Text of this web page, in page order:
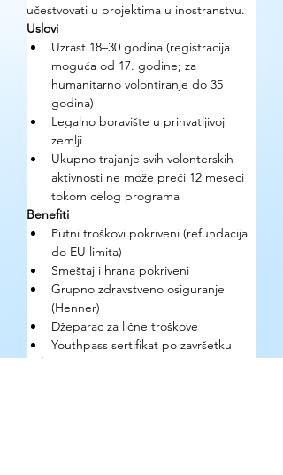
učestvovati u projektima u inostranstvu.
Uslovi
Uzrast 18–30 godina (registracija
moguća od 17. godine; za
humanitarno volontiranje do 35
godina)
Legalno boravište u prihvatljivoj
zemlji
Ukupno trajanje svih volonterskih
aktivnosti ne može preći 12 meseci
tokom celog programa
Benefiti
Putni troškovi pokriveni (refundacija
do EU limita)
Smeštaj i hrana pokriveni
Grupno zdravstveno osiguranje
(Henner)
Džeparac za lične troškove
Youthpass sertifikat po završetku
Kako se prijaviti?